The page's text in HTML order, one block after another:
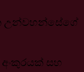
උන්වහන්සේගේ
සහ